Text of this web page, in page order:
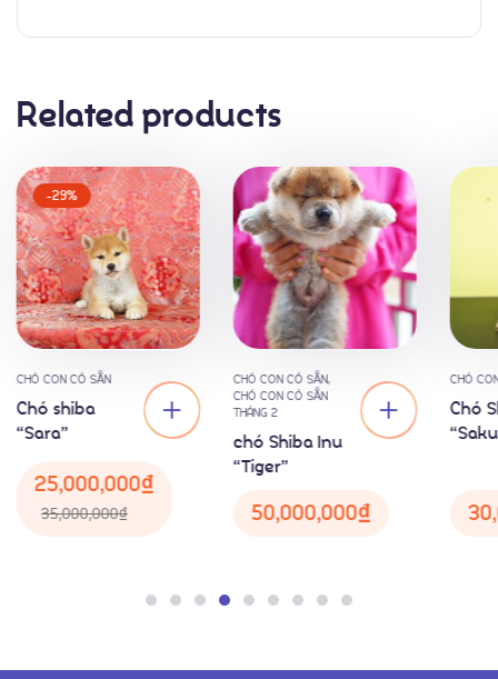
Liên Hệ
Related products
-29%
CHÓ CON CÓ SẴN
Chó shiba
“Sara”
35,000,000₫
25,000,000₫
CHÓ CON CÓ SẴN,
CHÓ CON CÓ SẴN
THÁNG 2
chó Shiba Inu
“Tiger”
50,000,000₫
CHÓ
Chó